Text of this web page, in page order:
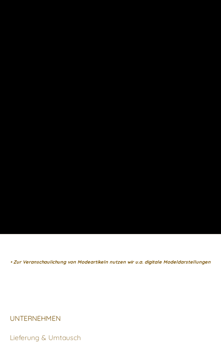
• Zur Veranschaulichung von Modeartikeln nutzen wir u.a. digitale Modeldarstellungen
UNTERNEHMEN
Lieferung & Umtausch